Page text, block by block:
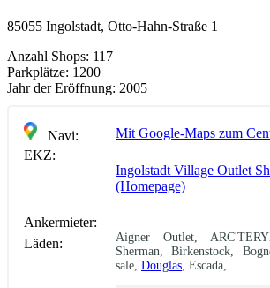
85055 Ingolstadt, Otto-Hahn-Straße 1
Anzahl Shops: 117
Parkplätze: 1200
Jahr der Eröffnung: 2005
Navi:
Mit Google-Maps zum
EKZ:
Ingolstadt Village Outlet
(Homepage)
Ankermieter:
Läden:
Aigner Outlet,
Sherman, Birkenstock,
sale, Douglas , Escada, ...